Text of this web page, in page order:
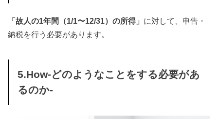
「故人の1年間（1/1〜12/31）の所得」 に対して、申告・
納税を行う必要があります。
5.How-どのようなことをする必要があ
るのか-